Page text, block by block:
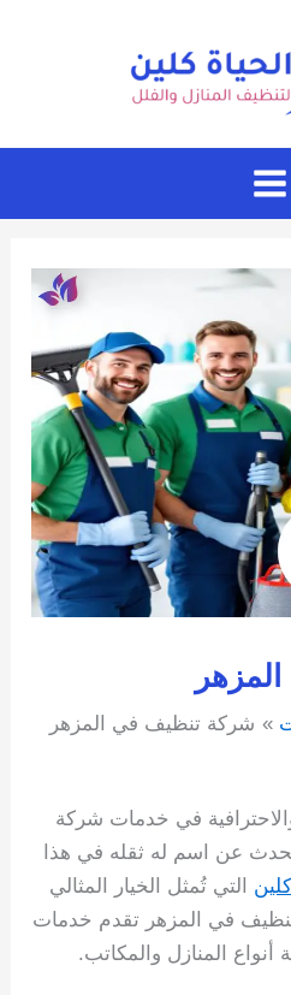
شركة تنظيف في المزهر
في خدمات شركة
عن اسم له ثقله في هذا
التي تُمثل الخيار المثالي
في المزهر تقدم خدمات
المنازل والمكاتب.